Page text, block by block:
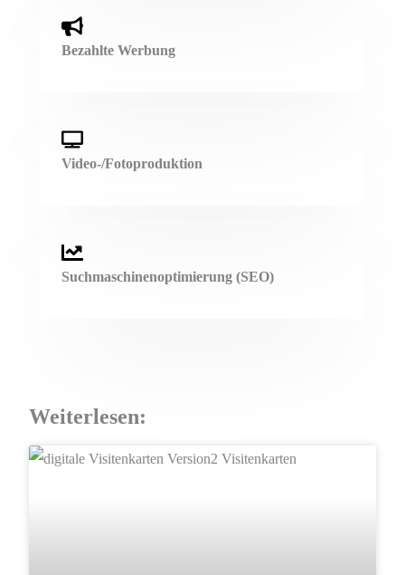
Bezahlte Werbung
Video-/Fotoproduktion
Suchmaschinenoptimierung (SEO)
Weiterlesen: